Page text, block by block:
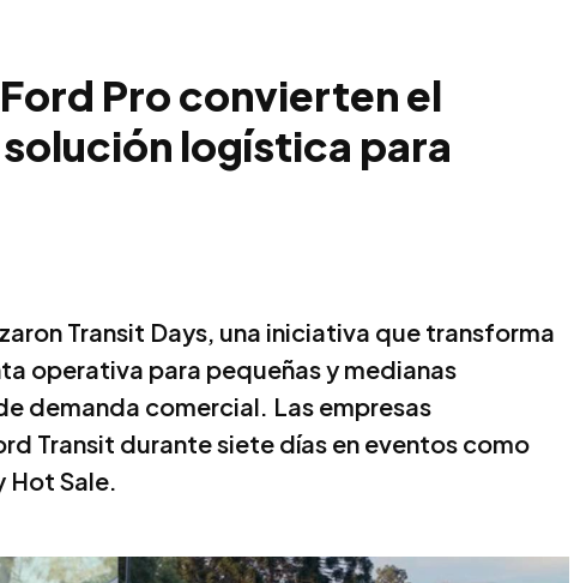
Pro convierten el
logística para
Transit Days, una iniciativa que transforma
operativa para pequeñas y medianas
demanda comercial. Las empresas
Transit durante siete días en eventos como
Hot Sale.